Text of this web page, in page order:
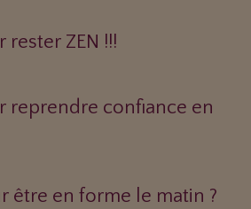
ZEN !!!
reprendre confiance en
être en forme le matin ?